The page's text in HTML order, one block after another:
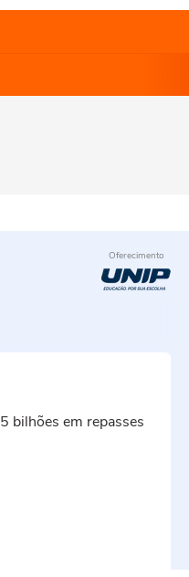
Oferecimento
bilhões em repasses